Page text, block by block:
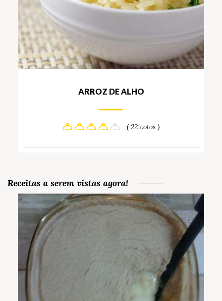
ARROZ DE ALHO
( 22 votos )
Receitas a serem vistas agora!